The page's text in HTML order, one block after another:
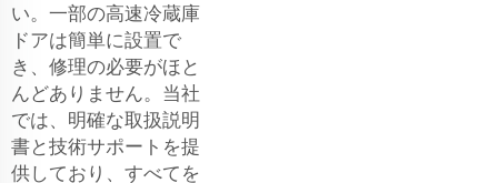
い。一部の高速冷蔵庫
ドアは簡単に設置で
き、修理の必要がほと
んどありません。当社
では、明確な取扱説明
書と技術サポートを提
供しており、すべてを